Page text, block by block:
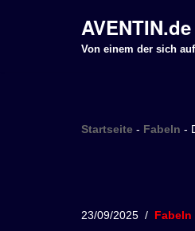
AVENTIN.de
Von einem der sich
Startseite - Fabeln -
23/09/2025 Fabeln